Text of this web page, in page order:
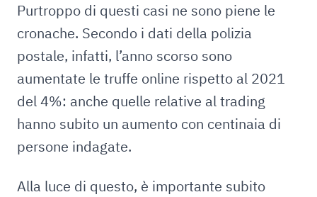
Purtroppo di questi casi ne sono piene le
cronache. Secondo i dati della polizia
postale, infatti, l’anno scorso sono
aumentate le truffe online rispetto al 2021
del 4%: anche quelle relative al trading
hanno subito un aumento con centinaia di
persone indagate.
Alla luce di questo, è importante subito